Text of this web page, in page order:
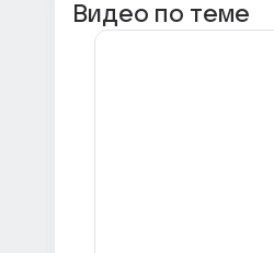
Видео по теме